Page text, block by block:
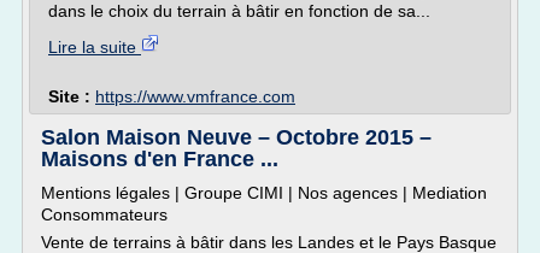
dans le choix du terrain à bâtir en fonction de sa...
Lire la suite
Site : https://www.vmfrance.com
Salon Maison Neuve – Octobre 2015 –
Maisons d'en France ...
Mentions légales | Groupe CIMI | Nos agences | Mediation
Consommateurs
Vente de terrains à bâtir dans les Landes et le Pays Basque